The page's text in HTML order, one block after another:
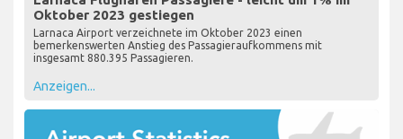
Oktober 2023 gestiegen
Larnaca Airport verzeichnete im Oktober 2023 einen
bemerkenswerten Anstieg des Passagieraufkommens mit
insgesamt 880.395 Passagieren.
Anzeigen...